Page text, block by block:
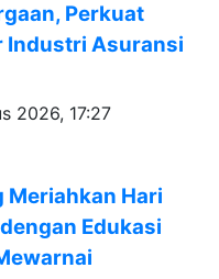
Perkuat
Industri Asuransi
2026, 17:27
Meriahkan Hari
Edukasi